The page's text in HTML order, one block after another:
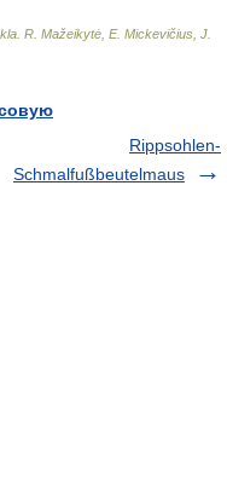
R. Mažeikytė, E. Mickevičius, J.
Rippsohlen-
Schmalfußbeutelmaus